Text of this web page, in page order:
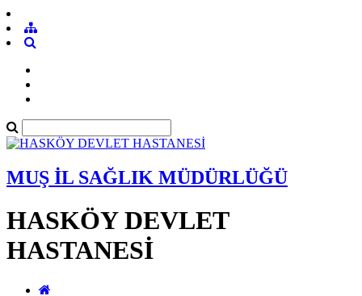
MUŞ İL SAĞLIK MÜDÜRLÜĞÜ
HASKÖY DEVLET
HASTANESİ